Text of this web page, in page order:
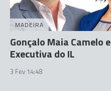
MADEIRA
Gonçalo Maia Camelo
Executiva do IL
3 Fev 14:48